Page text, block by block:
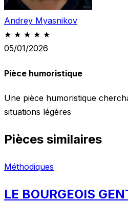
Andrey Myasnikov
★ ★ ★ ★ ★
05/01/2026
Pièce humoristique
Une pièce humoristique
situations légères
Pièces similaires
Méthodiques
LE BOURGEOIS